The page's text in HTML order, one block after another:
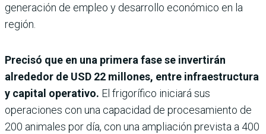
generación de empleo y desarrollo económico en la
región.
Precisó que en una primera fase se invertirán
alrededor de USD 22 millones, entre infraestructura
y capital operativo. El frigorífico iniciará sus
operaciones con una capacidad de procesamiento de
200 animales por día, con una ampliación prevista a 400